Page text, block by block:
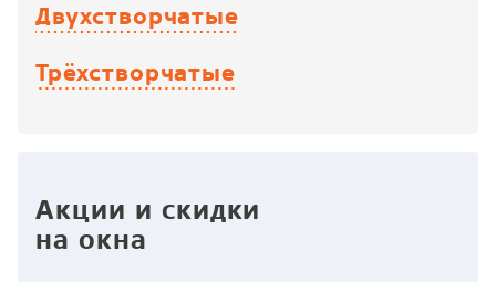
Двухстворчатые
Трёхстворчатые
Акции и скидки
на окна